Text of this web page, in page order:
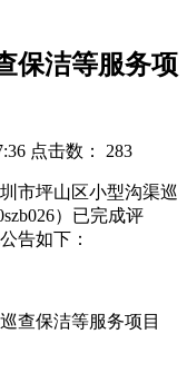
保洁等服务项
点击数： 283
市坪山区小型沟渠巡
）已完成评
告如下：
查保洁等服务项目